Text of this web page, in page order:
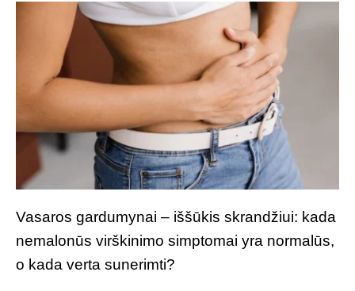
Vasaros gardumynai – iššūkis skrandžiui: kada
nemalonūs virškinimo simptomai yra normalūs,
o kada verta sunerimti?